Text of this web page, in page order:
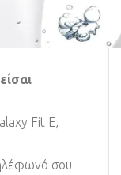
Fit E,
σου